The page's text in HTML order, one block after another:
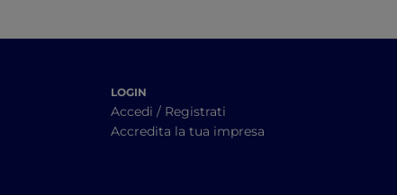
LOGIN
Accedi / Registrati
Accredita la tua impresa